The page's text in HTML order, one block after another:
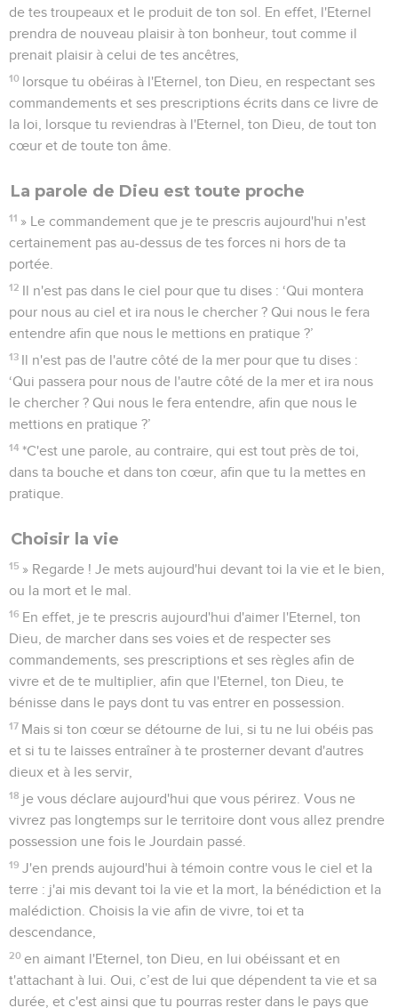
de tes troupeaux et le produit de ton sol. En effet, l'Eternel
prendra de nouveau plaisir à ton bonheur, tout comme il
prenait plaisir à celui de tes ancêtres,
10 lorsque tu obéiras à l'Eternel, ton Dieu, en respectant ses
commandements et ses prescriptions écrits dans ce livre de
la loi, lorsque tu reviendras à l'Eternel, ton Dieu, de tout ton
cœur et de toute ton âme.
La parole de Dieu est toute proche
11 » Le commandement que je te prescris aujourd'hui n'est
certainement pas au-dessus de tes forces ni hors de ta
portée.
12 Il n'est pas dans le ciel pour que tu dises : ‘Qui montera
pour nous au ciel et ira nous le chercher ? Qui nous le fera
entendre afin que nous le mettions en pratique ?’
13 Il n'est pas de l'autre côté de la mer pour que tu dises :
‘Qui passera pour nous de l'autre côté de la mer et ira nous
le chercher ? Qui nous le fera entendre, afin que nous le
mettions en pratique ?’
14 *C'est une parole, au contraire, qui est tout près de toi,
dans ta bouche et dans ton cœur, afin que tu la mettes en
pratique.
Choisir la vie
15 » Regarde ! Je mets aujourd'hui devant toi la vie et le bien,
ou la mort et le mal.
16 En effet, je te prescris aujourd'hui d'aimer l'Eternel, ton
Dieu, de marcher dans ses voies et de respecter ses
commandements, ses prescriptions et ses règles afin de
vivre et de te multiplier, afin que l'Eternel, ton Dieu, te
bénisse dans le pays dont tu vas entrer en possession.
17 Mais si ton cœur se détourne de lui, si tu ne lui obéis pas
et si tu te laisses entraîner à te prosterner devant d'autres
dieux et à les servir,
18 je vous déclare aujourd'hui que vous périrez. Vous ne
vivrez pas longtemps sur le territoire dont vous allez prendre
possession une fois le Jourdain passé.
19 J'en prends aujourd'hui à témoin contre vous le ciel et la
terre : j'ai mis devant toi la vie et la mort, la bénédiction et la
malédiction. Choisis la vie afin de vivre, toi et ta
descendance,
20 en aimant l'Eternel, ton Dieu, en lui obéissant et en
t'attachant à lui. Oui, c’est de lui que dépendent ta vie et sa
durée, et c'est ainsi que tu pourras rester dans le pays que